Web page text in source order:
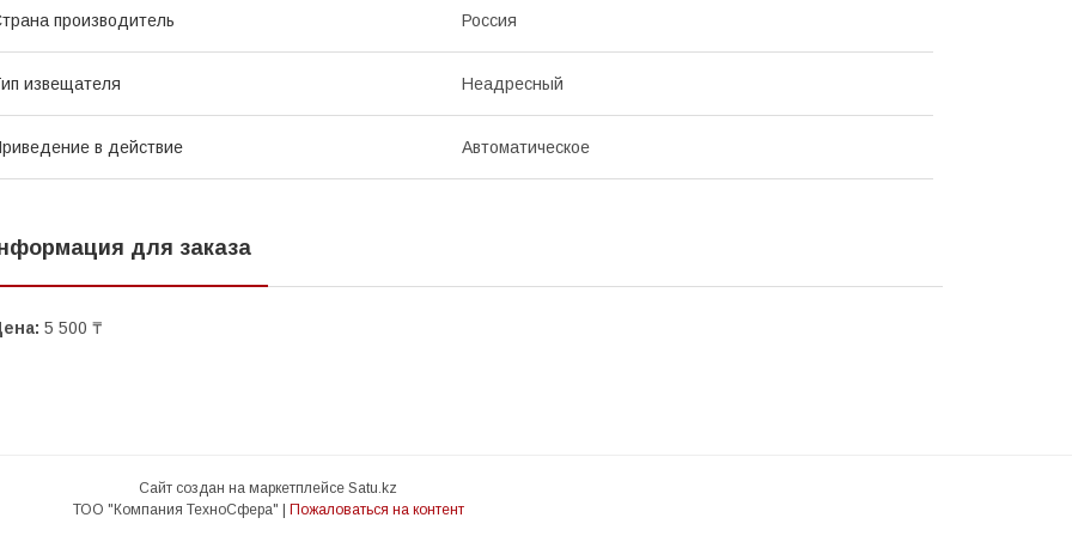
производитель Россия
извещателя Неадресный
в действие Автоматическое
для заказа
5 500 ₸
Сайт создан на маркетплейсе Satu.kz
Пожаловаться на контент